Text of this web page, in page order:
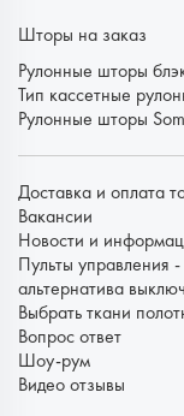
Шторы на заказ
Рулонные шторы
Тип кассетные
Рулонные шторы
Доставка и оплата
Вакансии
Новости и
Пульты управления -
альтернатива
Выбрать ткани
Вопрос ответ
Шоу-рум
Видео отзывы